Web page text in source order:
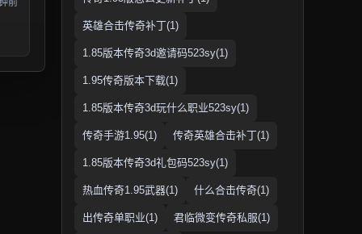
英雄合击传奇补丁(1)
1.85版本传奇3d邀请码523sy(1)
1.95传奇版本下载(1)
1.85版本传奇3d玩什么职业523sy(1)
传奇手游1.95(1) 传奇英雄合击补丁(1)
1.85版本传奇3d礼包码523sy(1)
热血传奇1.95武器(1) 什么合击传奇(1)
出传奇单职业(1) 君临微变传奇私服(1)